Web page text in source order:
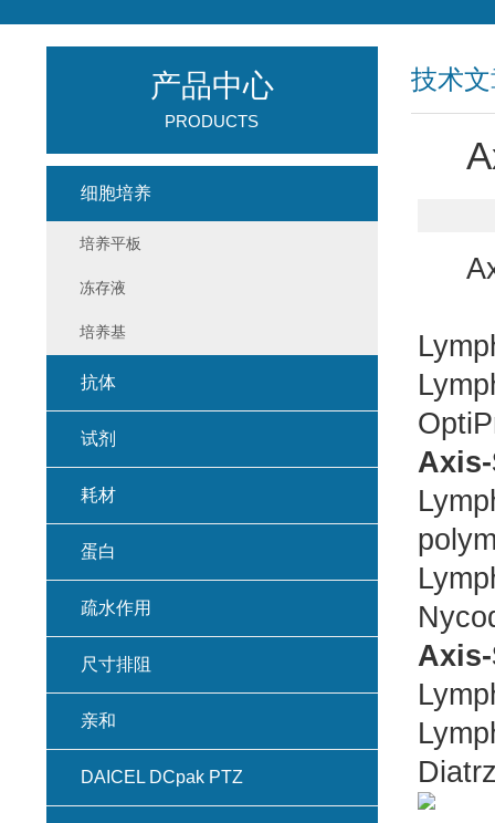
技术
产品中心
PRODUCTS
细胞培养
培养平板
冻存液
培养基
抗体
试剂
耗材
蛋白
疏水作用
尺寸排阻
亲和
DAICEL DCpak PTZ